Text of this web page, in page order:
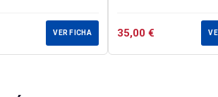
VER FICHA 35,00 €